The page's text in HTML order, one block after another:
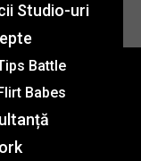
Studio-uri
Battle
Babes